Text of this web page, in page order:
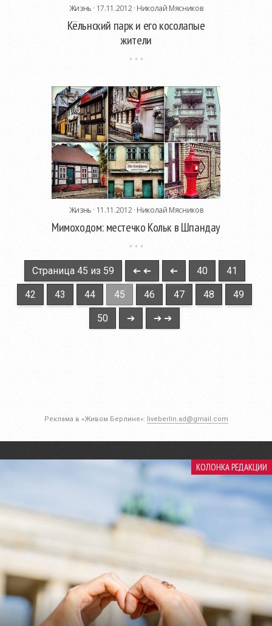
Жизнь · 17.11.2012 ·Николай Мясников
Кёльнский парк и его косолапые
жители
Жизнь · 11.11.2012 ·Николай Мясников
Мимоходом: местечко Кольк в Шпандау
Страница 45 из 59 ➔ ➔ ➔ 40 41
42 43 44 45 46 47 48 49
50 ➔ ➔ ➔
Реклама в «Живом Берлине»: liveberlin.ad@gmail.com
КОЛОНКА РЕДАКЦИИ